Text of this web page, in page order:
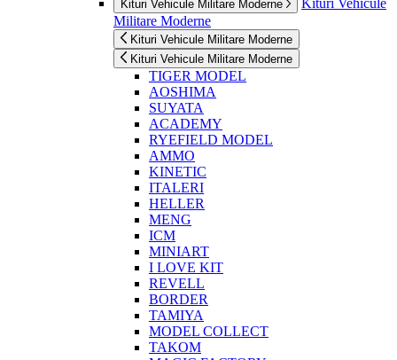
Kituri Vehicule Militare Moderne
Kituri Vehicule
Militare Moderne
Kituri Vehicule Militare Moderne
Kituri Vehicule Militare Moderne
TIGER MODEL
AOSHIMA
SUYATA
ACADEMY
RYEFIELD MODEL
AMMO
KINETIC
ITALERI
HELLER
MENG
ICM
MINIART
I LOVE KIT
REVELL
BORDER
TAMIYA
MODEL COLLECT
TAKOM